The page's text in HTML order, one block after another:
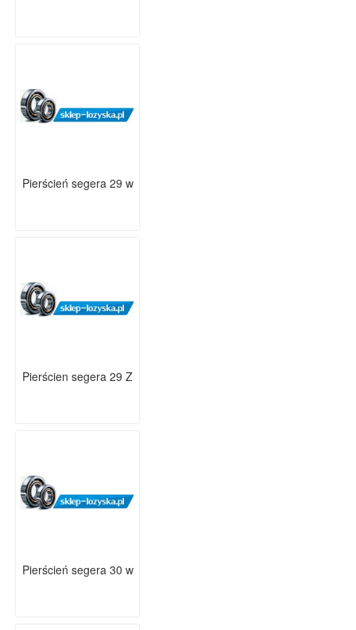
Pierścień segera 29 w
Pierścien segera 29 Z
Pierścień segera 30 w